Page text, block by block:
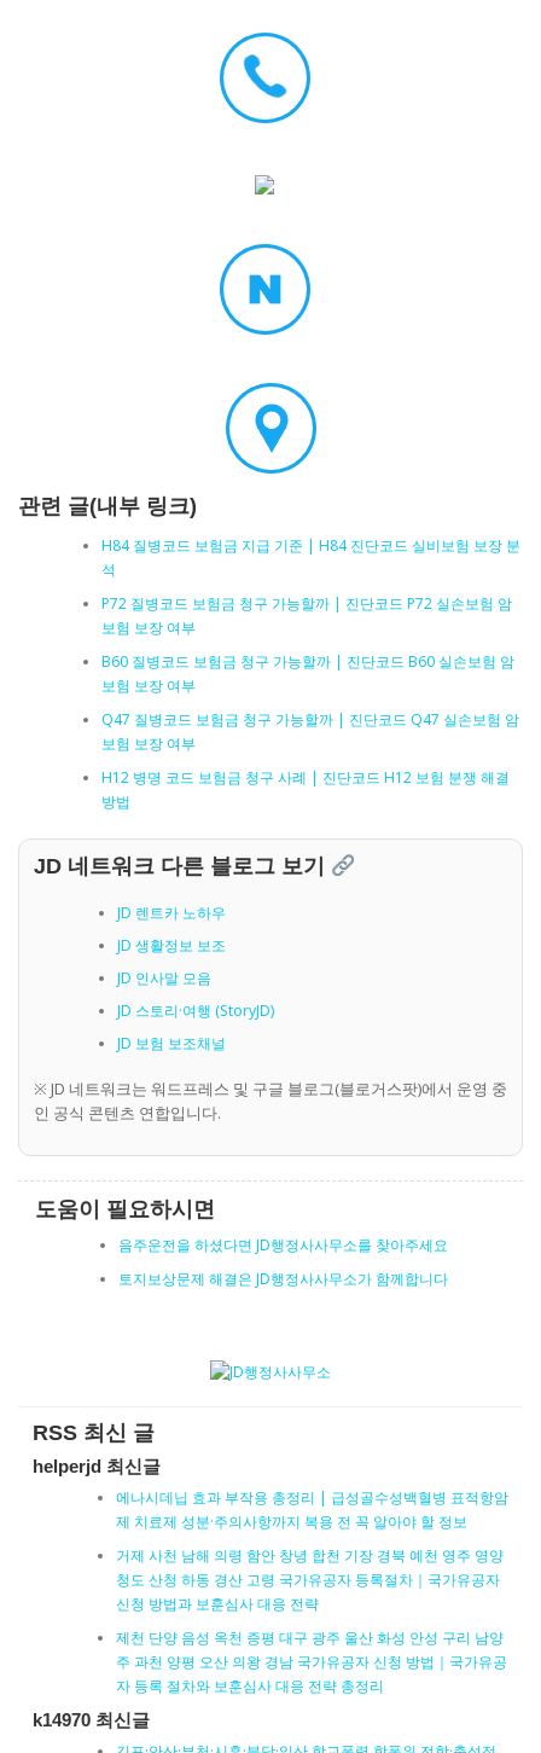
관련 글(내부 링크)
H84 질병코드 보험금 지급 기준 | H84 진단코드 실비보험 보장 분
석
P72 질병코드 보험금 청구 가능할까 | 진단코드 P72 실손보험 암
보험 보장 여부
B60 질병코드 보험금 청구 가능할까 | 진단코드 B60 실손보험 암
보험 보장 여부
Q47 질병코드 보험금 청구 가능할까 | 진단코드 Q47 실손보험 암
보험 보장 여부
H12 병명 코드 보험금 청구 사례 | 진단코드 H12 보험 분쟁 해결
방법
JD 네트워크 다른 블로그 보기
JD 렌트카 노하우
JD 생활정보 보조
JD 인사말 모음
JD 스토리·여행 (StoryJD)
JD 보험 보조채널
※ JD 네트워크는 워드프레스 및 구글 블로그(블로거스팟)에서 운영 중
인 공식 콘텐츠 연합입니다.
도움이 필요하시면
음주운전을 하셨다면 JD행정사사무소를 찾아주세요
토지보상문제 해결은 JD행정사사무소가 함께합니다
RSS 최신 글
helperjd 최신글
에나시데닙 효과 부작용 총정리 | 급성골수성백혈병 표적항암
제 치료제 성분·주의사항까지 복용 전 꼭 알아야 할 정보
거제 사천 남해 의령 함안 창녕 합천 기장 경북 예천 영주 영양
청도 산청 하동 경산 고령 국가유공자 등록절차｜국가유공자
신청 방법과 보훈심사 대응 전략
제천 단양 음성 옥천 증평 대구 광주 울산 화성 안성 구리 남양
주 과천 양평 오산 의왕 경남 국가유공자 신청 방법｜국가유공
자 등록 절차와 보훈심사 대응 전략 총정리
k14970 최신글